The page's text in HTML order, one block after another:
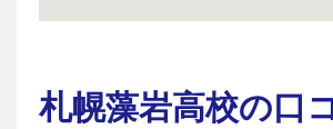
札幌藻岩高校の口